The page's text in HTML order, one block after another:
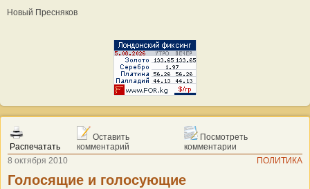
Новый Пресняков
Распечатать
Оставить
комментарий
Посмотреть
комментарии
8 октября 2010
ПОЛИТИКА
Голосящие и голосующие